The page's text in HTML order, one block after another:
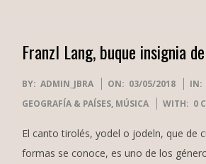
Franzl Lang, buque insignia
2018-
05-
BY: ADMIN_JBRA ON: 03/05/2018 IN:
GEOGRAFÍA & PAÍSES, MÚSICA WITH: 0
El canto tirolés, yodel o jodeln, que de
formas se conoce, es uno de los